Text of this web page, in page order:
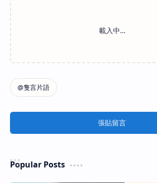
張貼留言
Popular Posts